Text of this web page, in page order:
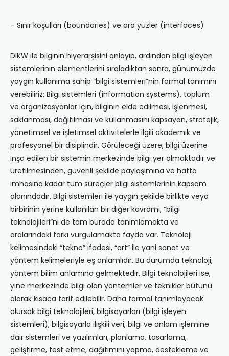
– Sınır koşulları (boundaries) ve ara yüzler (interfaces)
DIKW ile bilginin hiyerarşisini anlayıp, ardından bilgi işleyen
sistemlerinin elementlerini sıraladıktan sonra, günümüzde
yaygın kullanıma sahip “bilgi sistemleri”nin formal tanımını
verebiliriz: Bilgi sistemleri (information systems), toplum
ve organizasyonlar için, bilginin elde edilmesi, işlenmesi,
saklanması, dağıtılması ve kullanmasını kapsayan, stratejik,
yönetimsel ve işletimsel aktivitelerle ilgili akademik ve
profesyonel bir disiplindir. Görüleceği üzere, bilgi üzerine
inşa edilen bir sistemin merkezinde bilgi yer almaktadır ve
üretilmesinden, güvenli şekilde paylaşımına ve hatta
imhasına kadar tüm süreçler bilgi sistemlerinin kapsam
alanındadır. Bilgi sistemleri ile yaygın şekilde birlikte veya
birbirinin yerine kullanılan bir diğer kavramı, “bilgi
teknolojileri”ni de tam burada tanımlamakta ve
aralarındaki farkı vurgulamakta fayda var. Teknoloji
kelimesindeki “tekno” ifadesi, “art” ile yani sanat ve
yöntem kelimeleriyle eş anlamlıdır. Bu durumda teknoloji,
yöntem bilim anlamına gelmektedir. Bilgi teknolojileri ise,
yine merkezinde bilgi olan yöntemler ve teknikler bütünü
olarak kısaca tarif edilebilir. Daha formal tanımlayacak
olursak bilgi teknolojileri, bilgisayarları (bilgi işleyen
sistemleri), bilgisayarla ilişkili veri, bilgi ve anlam işlemine
dair sistemleri ve yazılımları, planlama, tasarlama,
geliştirme, test etme, dağıtımını yapma, destekleme ve